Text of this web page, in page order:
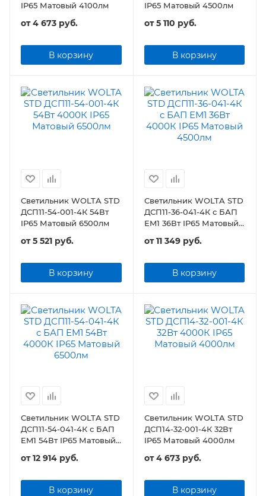
IP65 Матовый 4100лм
от4 673 руб.
В корзину
IP65 Матовый 4500лм
от5 110 руб.
В корзину
Светильник WOLTA STD
ДСП11-54-001-4К 54Вт
IP65 Матовый 6500лм
от5 521 руб.
В корзину
Светильник WOLTA STD
ДСП11-36-041-4К с БАП
EM1 36Вт IP65 Матовый
от11 349 руб.
В корзину
Светильник WOLTA STD
ДСП11-54-041-4К с БАП
EM1 54Вт IP65 Матовый
от12 914 руб.
В корзину
Светильник WOLTA STD
ДСП14-32-001-4К 32Вт
IP65 Матовый 4000лм
от4 673 руб.
В корзину